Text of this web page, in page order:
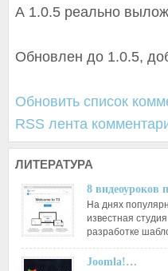
А 1.0.5 реально
Обновлен до 1.0.5,
Обновить список
RSS лента
ЛИТЕРАТУРА
8 видеоуроков
На днях
известная
разработке
Joomla!…